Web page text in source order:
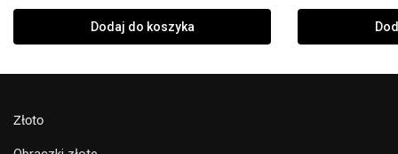
Dodaj do koszyka
Złoto